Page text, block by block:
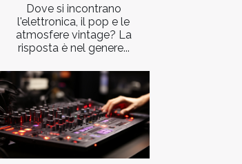
Dove si incontrano
l'elettronica, il pop e le
atmosfere vintage? La
risposta è nel genere...